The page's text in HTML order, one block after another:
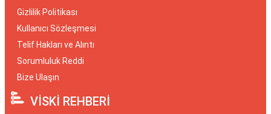
Gizlilik Politikası
Kullanıcı Sözleşmesi
Telif Hakları ve Alıntı
Sorumluluk Reddi
Bize Ulaşın
VİSKİ REHBERİ